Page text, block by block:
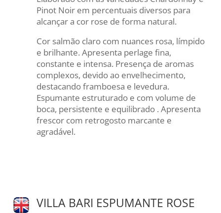
Pinot Noir em percentuais diversos para
alcançar a cor rose de forma natural.
Cor salmão claro com nuances rosa, límpido
e brilhante. Apresenta perlage fina,
constante e intensa. Presença de aromas
complexos, devido ao envelhecimento,
destacando framboesa e levedura.
Espumante estruturado e com volume de
boca, persistente e equilibrado . Apresenta
frescor com retrogosto marcante e
agradável.
VILLA BARI ESPUMANTE ROSE